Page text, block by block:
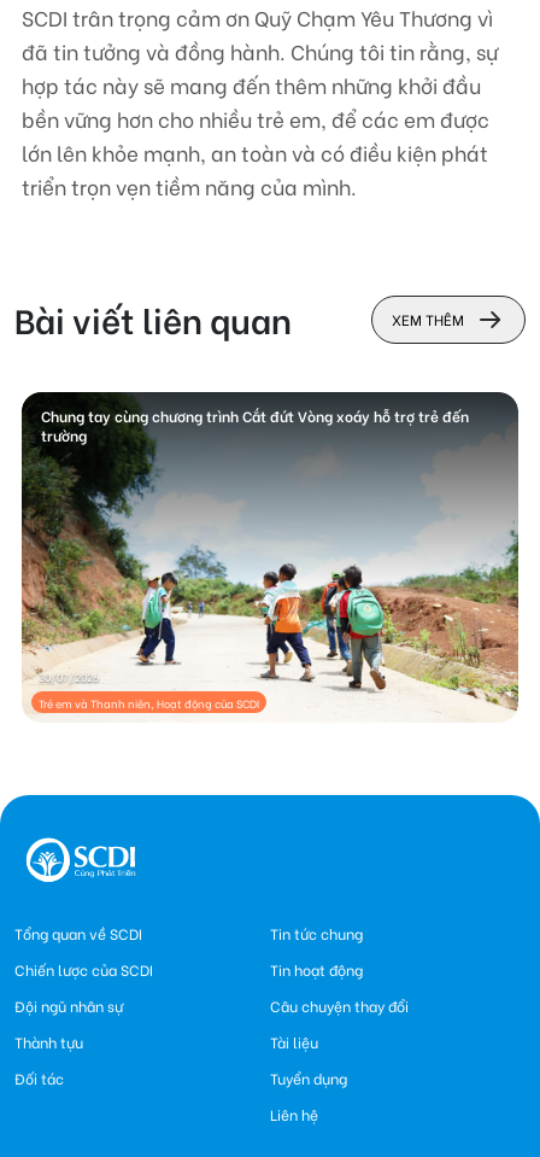
SCDI trân trọng cảm ơn Quỹ Chạm Yêu Thương vì
đã tin tưởng và đồng hành. Chúng tôi tin rằng, sự
hợp tác này sẽ mang đến thêm những khởi đầu
bền vững hơn cho nhiều trẻ em, để các em được
lớn lên khỏe mạnh, an toàn và có điều kiện phát
triển trọn vẹn tiềm năng của mình.
Bài viết liên quan XEM THÊM
Chung tay cùng chương trình Cắt đứt Vòng xoáy hỗ trợ trẻ đến
trường
30/07/2026
Trẻ em và Thanh niên, Hoạt động của SCDI
Tổng quan về SCDI
Chiến lược của SCDI
Đội ngũ nhân sự
Thành tựu
Đối tác
Tin tức chung
Tin hoạt động
Câu chuyện thay đổi
Tài liệu
Tuyển dụng
Liên hệ